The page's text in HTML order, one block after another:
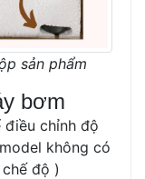
sản phẩm
bơm
chỉnh độ
không có
độ )